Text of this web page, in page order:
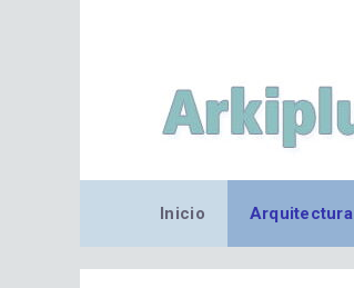
Inicio Arquitectura